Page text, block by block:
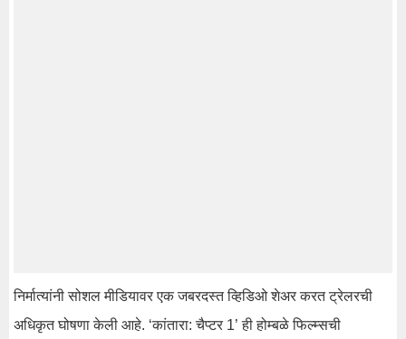
निर्मात्यांनी सोशल मीडियावर एक जबरदस्त व्हिडिओ शेअर करत ट्रेलरची
अधिकृत घोषणा केली आहे. ‘कांतारा: चैप्टर 1’ ही होम्बळे फिल्म्सची